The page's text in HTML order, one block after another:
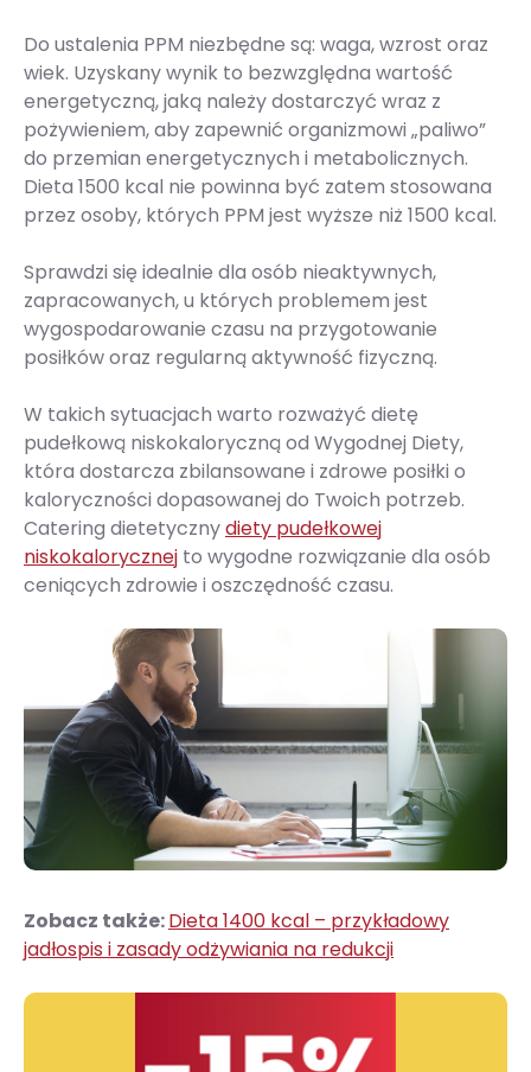
Do ustalenia PPM niezbędne są: waga, wzrost oraz
wiek. Uzyskany wynik to bezwzględna wartość
energetyczną, jaką należy dostarczyć wraz z
pożywieniem, aby zapewnić organizmowi „paliwo”
do przemian energetycznych i metabolicznych.
Dieta 1500 kcal nie powinna być zatem stosowana
przez osoby, których PPM jest wyższe niż 1500 kcal.
Sprawdzi się idealnie dla osób nieaktywnych,
zapracowanych, u których problemem jest
wygospodarowanie czasu na przygotowanie
posiłków oraz regularną aktywność fizyczną.
W takich sytuacjach warto rozważyć dietę
pudełkową niskokaloryczną od Wygodnej Diety,
która dostarcza zbilansowane i zdrowe posiłki o
kaloryczności dopasowanej do Twoich potrzeb.
Catering dietetycznydiety pudełkowej
niskokalorycznej to wygodne rozwiązanie dla osób
ceniących zdrowie i oszczędność czasu.
Zobacz także:Dieta 1400 kcal – przykładowy
jadłospis i zasady odżywiania na redukcji